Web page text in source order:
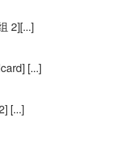
2][...]
[...]
[...]